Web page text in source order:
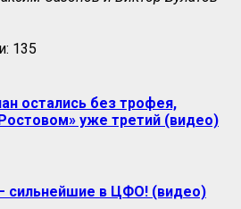
135
остались без трофея,
уже третий (видео)
сильнейшие в ЦФО! (видео)